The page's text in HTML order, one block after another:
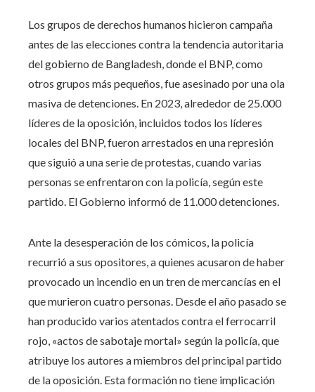
Los grupos de derechos humanos hicieron campaña
antes de las elecciones contra la tendencia autoritaria
del gobierno de Bangladesh, donde el BNP, como
otros grupos más pequeños, fue asesinado por una ola
masiva de detenciones. En 2023, alrededor de 25.000
líderes de la oposición, incluidos todos los líderes
locales del BNP, fueron arrestados en una represión
que siguió a una serie de protestas, cuando varias
personas se enfrentaron con la policía, según este
partido. El Gobierno informó de 11.000 detenciones.
Ante la desesperación de los cómicos, la policía
recurrió a sus opositores, a quienes acusaron de haber
provocado un incendio en un tren de mercancías en el
que murieron cuatro personas. Desde el año pasado se
han producido varios atentados contra el ferrocarril
rojo, «actos de sabotaje mortal» según la policía, que
atribuye los autores a miembros del principal partido
de la oposición. Esta formación no tiene implicación